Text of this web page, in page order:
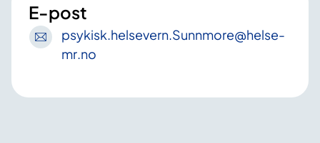
E-post
psykisk .helsevern .Sunnmore@helse-
mr .no